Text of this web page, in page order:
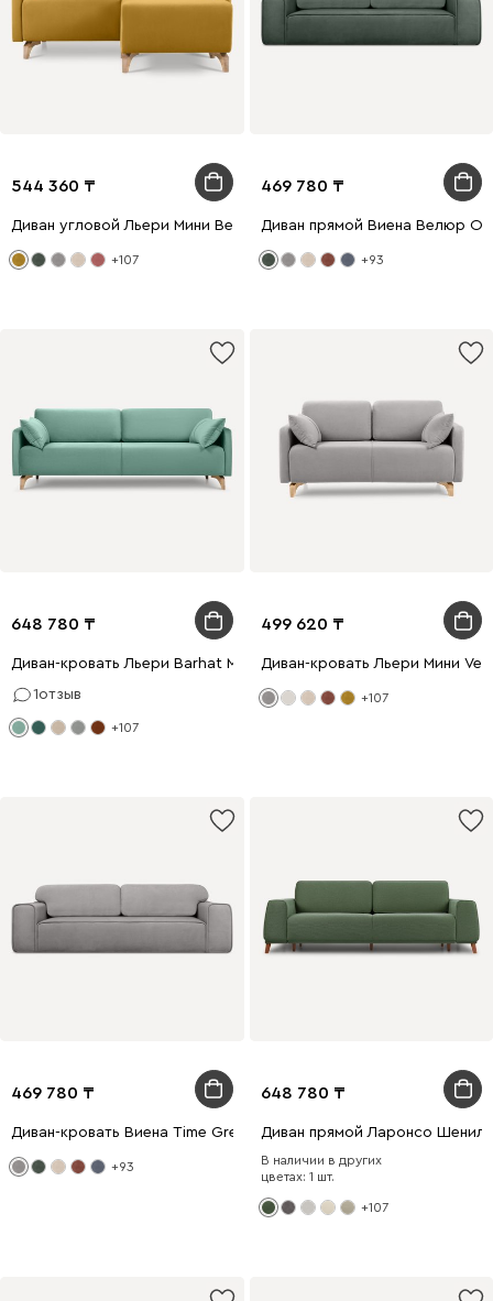
544 360
Диван угловой Льери Мини Велюр Горчичный
+107
469 780
Диван прямой Виена Велюр
+93
648 780
Диван-кровать Льери Barhat Mint
1отзыв
+107
499 620
Диван-кровать Льери Мини
+107
469 780
Диван-кровать Виена Time Grey
+93
648 780
Диван прямой Ларонсо
В наличии в других
цветах: 1 шт.
+107